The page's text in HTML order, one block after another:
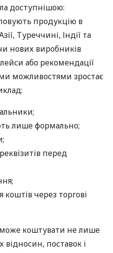
доступнішою:
продукцію в
Туреччині, Індії та
нових виробників
або рекомендації
можливостями зростає
лише формально;
перед
через торгові
коштувати не лише
поставок і